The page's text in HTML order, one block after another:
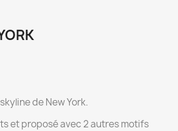
de New York.
et proposé avec 2 autres motifs